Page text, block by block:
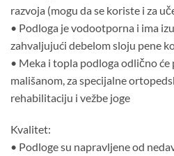
razvoja (mogu da se koriste i za
• Podloga je vodootporna i ima
zahvaljujući debelom sloju pene
• Meka i topla podloga odlično će
mališanom, za specijalne
rehabilitaciju i vežbe joge
Kvalitet:
• Podloge su napravljene od